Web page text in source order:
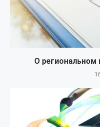
О региональном